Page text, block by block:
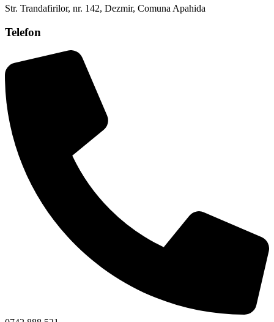
Str. Trandafirilor, nr. 142, Dezmir, Comuna Apahida
Telefon